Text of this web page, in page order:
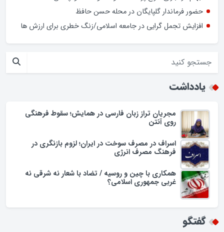
سخنگوی دولت: در ارائه خدمات به شرکت های دانش بنیان
تفاوتی بین تهران و شهرستان ها نیست
افزایش تجمل گرایی در جامعه اسلامی/زنگ خطری برای ارزش ها
یادداشت
مجریان تراز زبان فارسی در همایش؛ سقوط فرهنگی
اسراف در مصرف سوخت در ایران؛ لزوم بازنگری در